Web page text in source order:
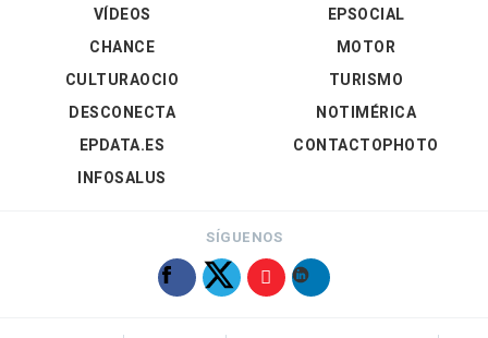
VÍDEOS
EPSOCIAL
CHANCE
CULTURAOCIO
DESCONECTA
EPDATA.ES
INFOSALUS
MOTOR
TURISMO
NOTIMÉRICA
CONTACTOPHOTO
SÍGUENOS